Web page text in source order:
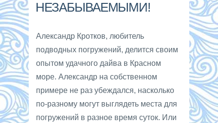
НЕЗАБЫВАЕМЫМИ!
Александр Кротков, любитель
подводных погружений, делится своим
опытом удачного дайва в Красном
море. Александр на собственном
примере не раз убеждался, насколько
по-разному могут выглядеть места для
погружений в разное время суток. Или